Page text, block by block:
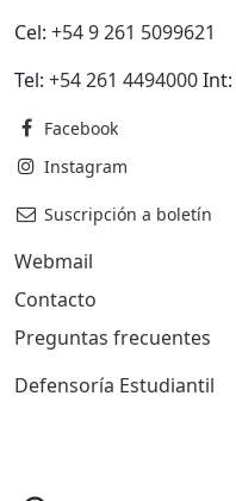
Cel: +54 9 261 5099621
Tel: +54 261 4494000Int:
Facebook
Instagram
Suscripción a boletín
Webmail
Contacto
Preguntas frecuentes
Defensoría Estudiantil